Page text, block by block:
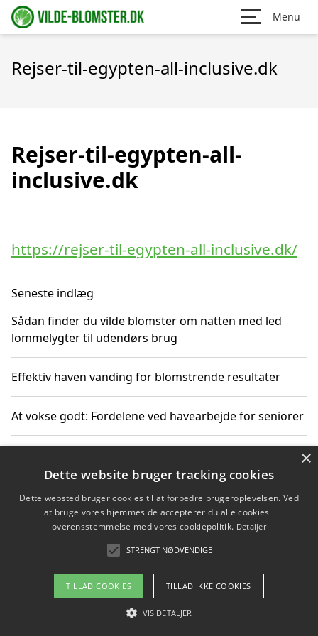
Menu
Rejser-til-egypten-all-inclusive.dk
Rejser-til-egypten-all-
inclusive.dk
https://rejser-til-egypten-all-inclusive.dk/
Seneste indlæg
Sådan finder du vilde blomster om natten med led
lommelygter til udendørs brug
Effektiv haven vanding for blomstrende resultater
At vokse godt: Fordelene ved havearbejde for seniorer
landskabsprojekter
Gør haven til et frirum for familien og naturen
Copyright 2026 - Pilanto Aps
Om / kontakt
Blog Betingelser
×
Dette website bruger tracking cookies
Dette websted bruger cookies til at forbedre brugeroplevelsen. Ved
at bruge vores hjemmeside accepterer du alle cookies i
overensstemmelse med vores cookiepolitik. Detaljer
STRENGT NØDVENDIGE
TILLAD COOKIES TILLAD IKKE COOKIES
VIS DETALJER